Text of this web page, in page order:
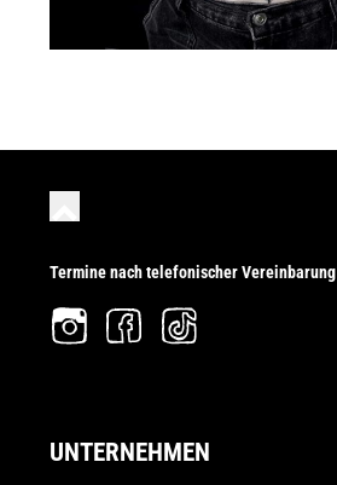
Termine nach telefonischer Vereinbarung
UNTERNEHMEN